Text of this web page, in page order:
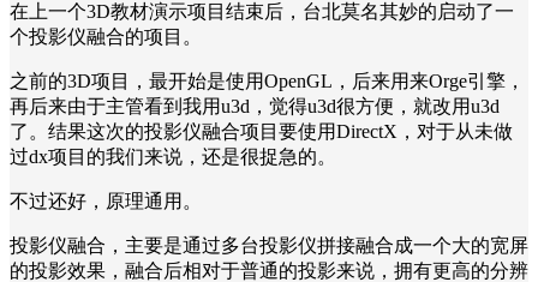
在上一个3D教材演示项目结束后，台北莫名其妙的启动了一
个投影仪融合的项目。
之前的3D项目，最开始是使用OpenGL，后来用来Orge引擎，
再后来由于主管看到我用u3d，觉得u3d很方便，就改用u3d
了。结果这次的投影仪融合项目要使用DirectX，对于从未做
过dx项目的我们来说，还是很捉急的。
不过还好，原理通用。
投影仪融合，主要是通过多台投影仪拼接融合成一个大的宽屏
的投影效果，融合后相对于普通的投影来说，拥有更高的分辨